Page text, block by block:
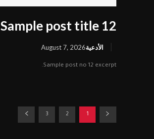
Sample post title 12
الأدعيةAugust 7, 2026
Sample post no 12 excerpt.
1
2
3